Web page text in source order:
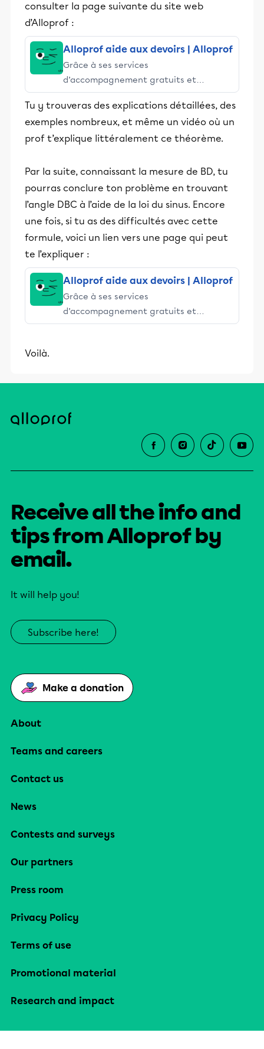
consulter la page suivante du site web
d’Alloprof :
Alloprof aide aux devoirs | Alloprof
Grâce à ses services
d’accompagnement gratuits et
stimulants, Alloprof engage les élèves
et leurs parents dans la réussite
éducative.
Tu y trouveras des explications détaillées, des
exemples nombreux, et même un vidéo où un
prof t’explique littéralement ce théorème.
Par la suite, connaissant la mesure de BD, tu
pourras conclure ton problème en trouvant
l’angle DBC à l’aide de la loi du sinus. Encore
une fois, si tu as des difficultés avec cette
formule, voici un lien vers une page qui peut
te l’expliquer :
Alloprof aide aux devoirs | Alloprof
Grâce à ses services
d’accompagnement gratuits et
stimulants, Alloprof engage les élèves
Voilà.
Receive all the info and
tips from Alloprof by
email.
It will help you!
Subscribe here!
Make a donation
About
Teams and careers
Contact us
News
Contests and surveys
Our partners
Press room
Privacy Policy
Terms of use
Promotional material
Research and impact